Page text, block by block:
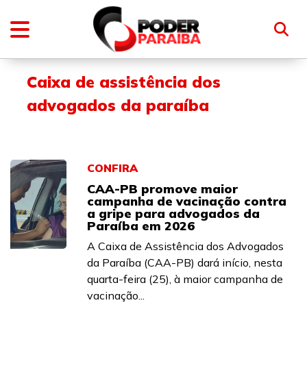
Caixa de assistência dos
advogados da paraíba
CONFIRA
CAA-PB promove maior
campanha de vacinação contra
a gripe para advogados da
Paraíba em 2026
A Caixa de Assistência dos Advogados
da Paraíba (CAA-PB) dará início, nesta
quarta-feira (25), à maior campanha de
vacinação...